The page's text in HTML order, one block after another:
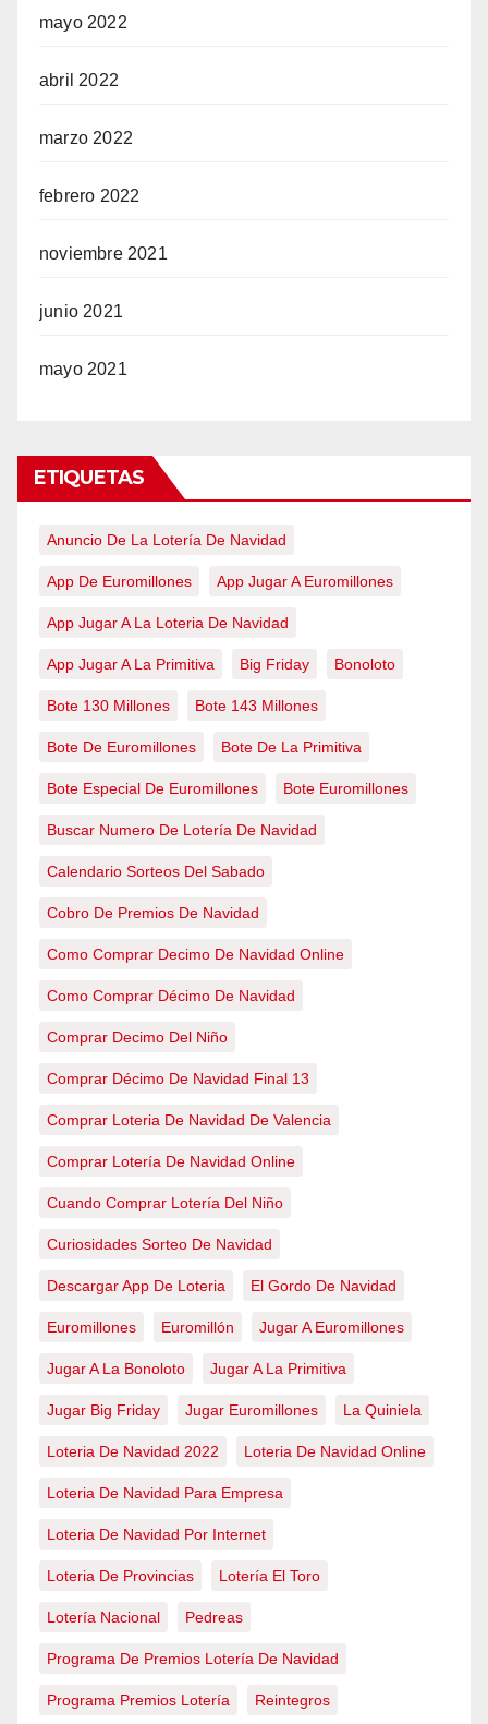
mayo 2022
abril 2022
marzo 2022
febrero 2022
noviembre 2021
junio 2021
mayo 2021
ETIQUETAS
Anuncio De La Lotería De Navidad
App De Euromillones App Jugar A Euromillones
App Jugar A La Loteria De Navidad
App Jugar A La Primitiva Big Friday Bonoloto
Bote 130 Millones Bote 143 Millones
Bote De Euromillones Bote De La Primitiva
Bote Especial De Euromillones Bote Euromillones
Buscar Numero De Lotería De Navidad
Calendario Sorteos Del Sabado
Cobro De Premios De Navidad
Como Comprar Decimo De Navidad Online
Como Comprar Décimo De Navidad
Comprar Decimo Del Niño
Comprar Décimo De Navidad Final 13
Comprar Loteria De Navidad De Valencia
Comprar Lotería De Navidad Online
Cuando Comprar Lotería Del Niño
Curiosidades Sorteo De Navidad
Descargar App De Loteria El Gordo De Navidad
Euromillones Euromillón Jugar A Euromillones
Jugar A La Bonoloto Jugar A La Primitiva
Jugar Big Friday Jugar Euromillones La Quiniela
Loteria De Navidad 2022 Loteria De Navidad Online
Loteria De Navidad Para Empresa
Loteria De Navidad Por Internet
Loteria De Provincias Lotería El Toro
Lotería Nacional Pedreas
Programa De Premios Lotería De Navidad
Programa Premios Lotería Reintegros